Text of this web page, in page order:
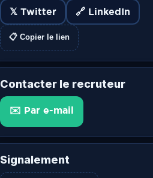
𝕏 Twitter 🔗 LinkedIn
📋 Copier le lien
Contacter le recruteur
✉️ Par e-mail
Signalement